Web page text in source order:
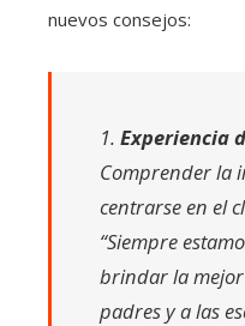
nuevos consejos:
1. Experiencia
Comprender la
centrarse en el
“Siempre
brindar la
padres y a las